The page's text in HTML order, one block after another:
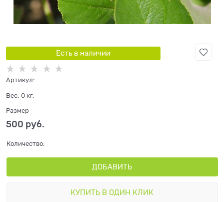
Есть в наличии
Артикул:
Вес: 0 кг.
Размер
500 руб.
Количество:
ДОБАВИТЬ
КУПИТЬ В ОДИН КЛИК